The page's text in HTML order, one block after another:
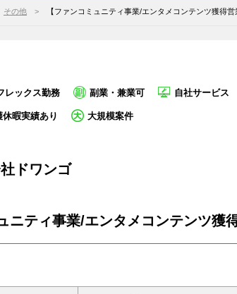
その他 【ファンコミュニティ事業/エンタメコンテンツ獲得営
レックス勤務 副業・兼業可 自社サービス
暇実績あり 大規模案件
ドワンゴ
ニティ事業/エンタメコンテンツ獲